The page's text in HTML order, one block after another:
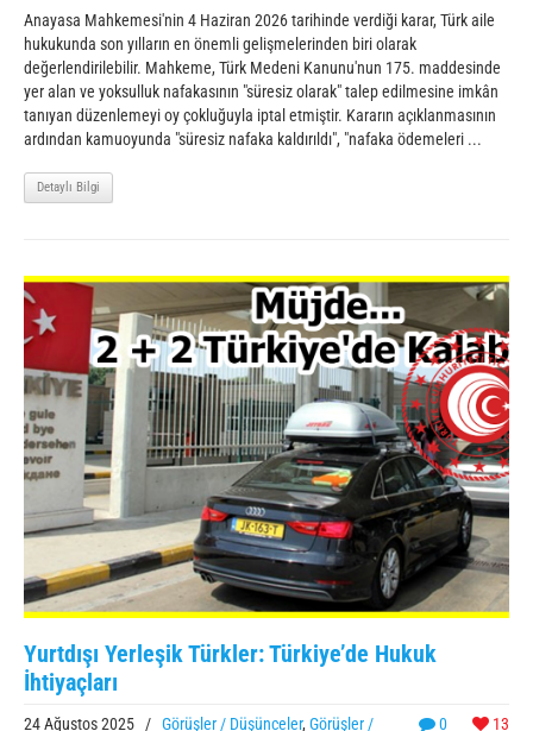
Anayasa Mahkemesi'nin 4 Haziran 2026 tarihinde verdiği karar, Türk aile
hukukunda son yılların en önemli gelişmelerinden biri olarak
değerlendirilebilir. Mahkeme, Türk Medeni Kanunu'nun 175. maddesinde
yer alan ve yoksulluk nafakasının "süresiz olarak" talep edilmesine imkân
tanıyan düzenlemeyi oy çokluğuyla iptal etmiştir. Kararın açıklanmasının
ardından kamuoyunda "süresiz nafaka kaldırıldı", "nafaka ödemeleri ...
Detaylı Bilgi
Yurtdışı Yerleşik Türkler: Türkiye’de Hukuk
İhtiyaçları
0 13
24 Ağustos 2025 / Görüşler / Düşünceler, Görüşler /